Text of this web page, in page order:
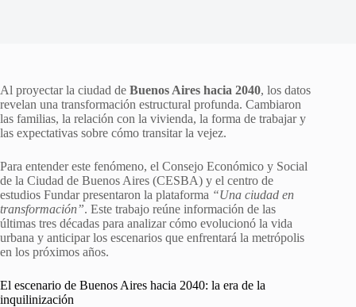
Al proyectar la ciudad de Buenos Aires hacia 2040, los datos
revelan una transformación estructural profunda. Cambiaron
las familias, la relación con la vivienda, la forma de trabajar y
las expectativas sobre cómo transitar la vejez.
Para entender este fenómeno, el Consejo Económico y Social
de la Ciudad de Buenos Aires (CESBA) y el centro de
estudios Fundar presentaron la plataforma “Una ciudad en
transformación”. Este trabajo reúne información de las
últimas tres décadas para analizar cómo evolucionó la vida
urbana y anticipar los escenarios que enfrentará la metrópolis
en los próximos años.
El escenario de Buenos Aires hacia 2040: la era de la
inquilinización